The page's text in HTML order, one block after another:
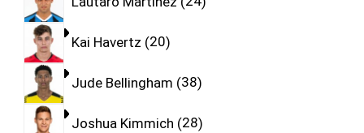
Kai Havertz 20
Jude Bellingham 38
Joshua Kimmich 28